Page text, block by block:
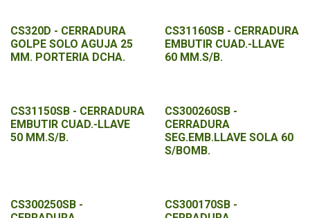
CS320D - CERRADURA
GOLPE SOLO AGUJA 25
MM. PORTERIA DCHA.
CS31160SB - CERRADURA
EMBUTIR CUAD.-LLAVE
60 MM.S/B.
CS31150SB - CERRADURA
EMBUTIR CUAD.-LLAVE
50 MM.S/B.
CS300260SB -
CERRADURA
SEG.EMB.LLAVE SOLA 60
S/BOMB.
CS300250SB -
CS300170SB -